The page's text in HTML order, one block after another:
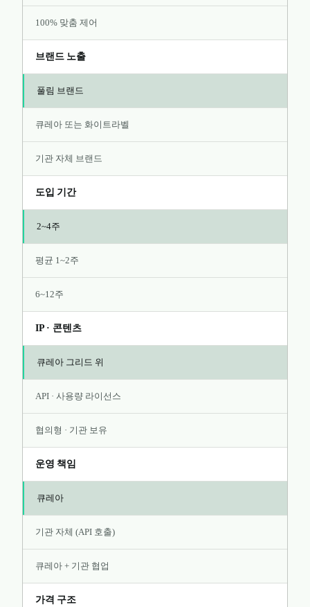
100% 맞춤 제어
브랜드 노출
풀림 브랜드
큐레아 또는 화이트라벨
기관 자체 브랜드
도입 기간
2~4주
평균 1~2주
6~12주
IP · 콘텐츠
큐레아 그리드 위
API · 사용량 라이선스
협의형 · 기관 보유
운영 책임
큐레아
기관 자체 (API 호출)
큐레아 + 기관 협업
가격 구조